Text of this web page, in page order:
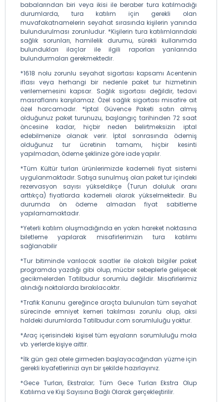
babalarından biri veya ikisi ile beraber tura katılmadığı
durumlarda, tura katılım için gerekli olan
muvafakatnamelerin seyahat sırasında kişilerin yanında
bulundurulması zorunludur. *Kişilerin tura katılımlarındaki
sağlık sorunları, hamilelik durumu, sürekli kullanımda
bulundukları ilaçlar ile ilgili raporları yanlarında
bulundurmaları gerekmektedir.
*1618 nolu zorunlu seyahat sigortası kapsamı Acentenin
iflası veya herhangi bir nedenle paket tur hizmetinin
verilememesini kapsar. Sağlık sigortası değildir, tedavi
masraflarını karşılamaz. Özel sağlık sigortası misafire ait
özel harcamadır. *İptal Güvence Paketi satın almış
olduğunuz paket turunuzu, başlangıç tarihinden 72 saat
öncesine kadar, hiçbir neden belirtmeksizin iptal
edebilmenize olanak verir. İptal sonrasında ödemiş
olduğunuz tur ücretinin tamamı, hiçbir kesinti
yapılmadan, ödeme şeklinize göre iade yapılır.
*Tüm Kültür turları ürünlerimizde kademeli fiyat sistemi
uygulanmaktadır. Satışa sunulmuş olan paket tur içindeki
rezervasyon sayısı yükseldikçe (Turun doluluk oranı
arttıkça) fiyatlarda kademeli olarak yükselmektedir. Bu
durumda ön ödeme almadan fiyat sabitleme
yapılamamaktadır.
*Yeterli katılım oluşmadığında en yakın hareket noktasına
biletleme yapılarak misafirlerimizin tura katılımı
sağlanabilir
*Tur bitiminde varılacak saatler ile alakalı bilgiler paket
programda yazdığı gibi olup, mücbir sebeplerle gelişecek
gecikmelerden Tatilbudur sorumlu değildir. Misafirlerimiz
alındığı noktalarda bırakılacaktır.
*Trafik Kanunu gereğince araçta bulunulan tüm seyahat
sürecinde emniyet kemeri takılması zorunlu olup, aksi
haldeki durumlarda Tatilbudur.com sorumluluğu yoktur.
*Araç içerisindeki kişisel tüm eşyaların sorumluluğu mola
vb. yerlerde kişiye aittir.
*İlk gün gezi otele girmeden başlayacağından yüzme için
gerekli kıyafetlerinizi ayrı bir şekilde hazırlayınız.
*Gece Turları, Ekstralar; Tüm Gece Turları Ekstra Olup
Katılıma ve Kişi Sayısına Bağlı Olarak gerçekleştirilir.